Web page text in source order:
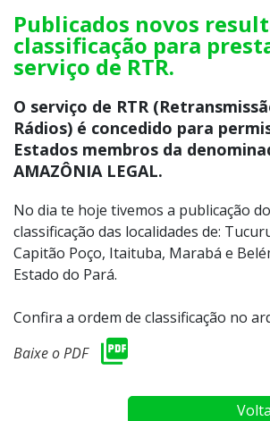
Publicados novos
classificação para
serviço de RTR.
O serviço de RTR
Rádios) é concedido para
Estados membros da
AMAZÔNIA LEGAL.
No dia te hoje tivemos a publicação
classificação das localidades de:
Capitão Poço, Itaituba, Marabá e
Estado do Pará.
Confira a ordem de classificação no
Baixe o PDF